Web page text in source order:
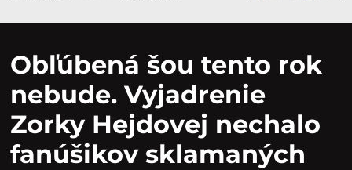
Obľúbená šou tento rok
nebude. Vyjadrenie
Zorky Hejdovej nechalo
fanúšikov sklamaných